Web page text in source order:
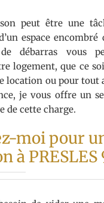
peut être une
espace
débarras vous
logement, que ce
location ou pour tout
je vous offre un
de cette charge.
moi pour
à PRESLES